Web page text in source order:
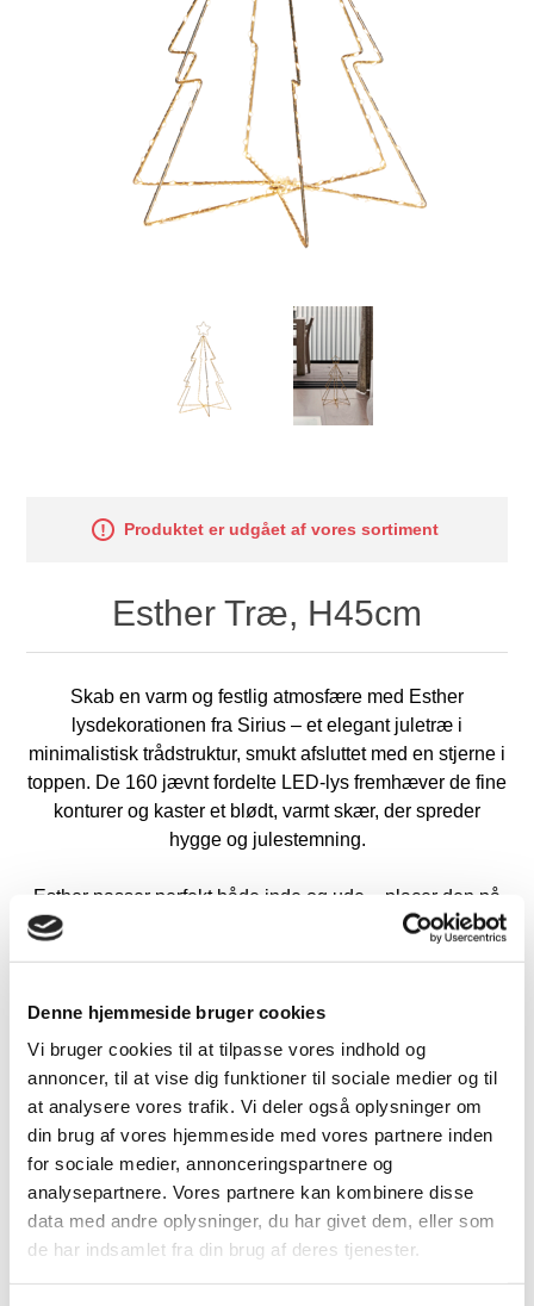
Denne hjemmeside bruger cookies
Vi bruger cookies til at tilpasse vores indhold og
annoncer, til at vise dig funktioner til sociale medier og til
at analysere vores trafik. Vi deler også oplysninger om
din brug af vores hjemmeside med vores partnere inden
for sociale medier, annonceringspartnere og
analysepartnere. Vores partnere kan kombinere disse
data med andre oplysninger, du har givet dem, eller som
de har indsamlet fra din brug af deres tjenester.
Produktet er udgået af vores sortiment
Esther Træ, H45cm
Skab en varm og festlig atmosfære med Esther
lysdekorationen fra Sirius – et elegant juletræ i
minimalistisk trådstruktur, smukt afsluttet med en stjerne i
toppen. De 160 jævnt fordelte LED-lys fremhæver de fine
konturer og kaster et blødt, varmt skær, der spreder
hygge og julestemning.
Esther passer perfekt både inde og ude – placer den på
gulvet i stuen, i entreen, på altanen eller som del af en
julepynt.
Navn:
Tilgængelighed: Ikke på lager